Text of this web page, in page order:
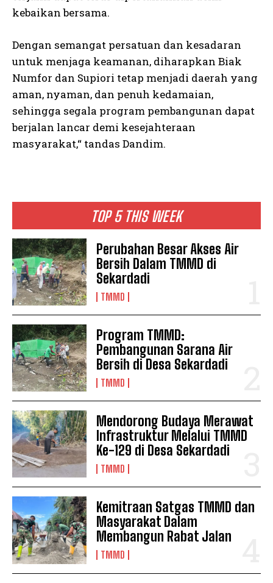
TOP 5 THIS WEEK
Perubahan Besar Akses Air
Bersih Dalam TMMD di
Sekardadi
TMMD
Program TMMD:
Pembangunan Sarana Air
Bersih di Desa Sekardadi
TMMD
Mendorong Budaya Merawat
Infrastruktur Melalui TMMD
Ke-129 di Desa Sekardadi
TMMD
Kemitraan Satgas TMMD dan
Masyarakat Dalam
Membangun Rabat Jalan
TMMD
kebaikan bersama.
Dengan semangat persatuan dan kesadaran
untuk menjaga keamanan, diharapkan Biak
Numfor dan Supiori tetap menjadi daerah yang
aman, nyaman, dan penuh kedamaian,
sehingga segala program pembangunan dapat
berjalan lancar demi kesejahteraan
masyarakat,“ tandas Dandim.